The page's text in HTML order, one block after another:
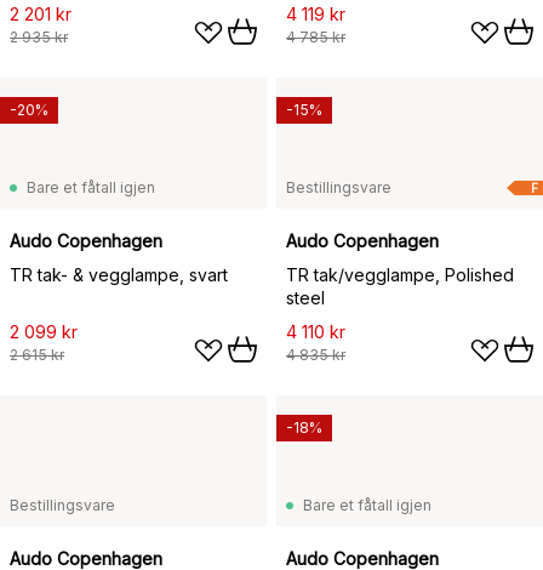
2 201 kr
2 935 kr
4 119 kr
4 785 kr
Bare et fåtall igjen
Audo Copenhagen
TR tak- & vegglampe, svart
2 099 kr
2 615 kr
-20%
F
Bestillingsvare
Audo Copenhagen
TR tak/vegglampe, Polished
steel
4 110 kr
4 835 kr
-15%
Bestillingsvare
Audo Copenhagen
Bare et fåtall igjen
Audo Copenhagen
-18%